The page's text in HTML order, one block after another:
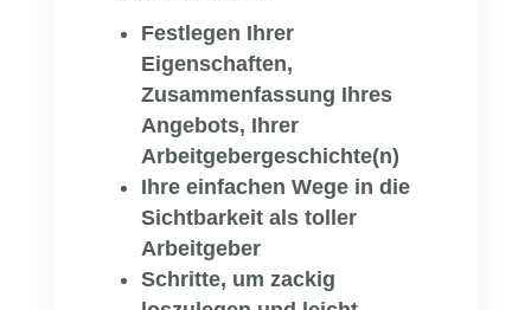
Festlegen Ihrer
Eigenschaften,
Zusammenfassung Ihres
Angebots, Ihrer
Arbeitgebergeschichte(n)
Ihre einfachen Wege in die
Sichtbarkeit als toller
Arbeitgeber
Schritte, um zackig